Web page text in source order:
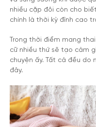
nhiều cặp đôi còn cho
chính là thời kỳ đỉnh cao
Trong thời điểm mang
cữ nhiều thứ sẽ tạo cảm
chuyện ấy. Tất cả đều do
đây.